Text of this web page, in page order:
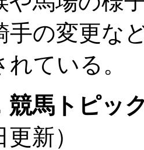
手の変更な
れている。
競馬トピッ
新）